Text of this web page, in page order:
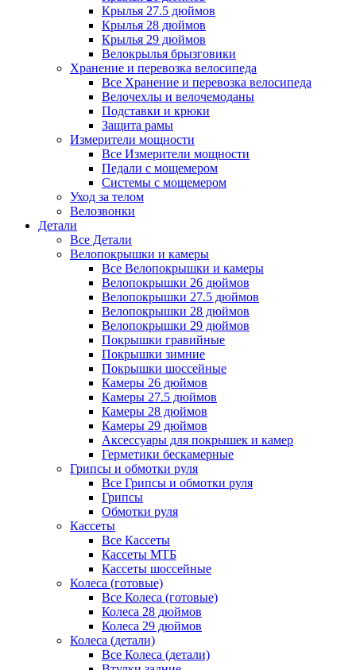
Крылья 27.5 дюймов
Крылья 28 дюймов
Крылья 29 дюймов
Велокрылья брызговики
Хранение и перевозка велосипеда
Все Хранение и перевозка велосипеда
Велочехлы и велочемоданы
Подставки и крюки
Защита рамы
Измерители мощности
Все Измерители мощности
Педали с мощемером
Системы с мощемером
Уход за телом
Велозвонки
Детали
Все Детали
Велопокрышки и камеры
Все Велопокрышки и камеры
Велопокрышки 26 дюймов
Велопокрышки 27.5 дюймов
Велопокрышки 28 дюймов
Велопокрышки 29 дюймов
Покрышки гравийные
Покрышки зимние
Покрышки шоссейные
Камеры 26 дюймов
Камеры 27.5 дюймов
Камеры 28 дюймов
Камеры 29 дюймов
Аксессуары для покрышек и камер
Герметики бескамерные
Грипсы и обмотки руля
Все Грипсы и обмотки руля
Грипсы
Обмотки руля
Кассеты
Все Кассеты
Кассеты МТБ
Кассеты шоссейные
Колеса (готовые)
Все Колеса (готовые)
Колеса 28 дюймов
Колеса 29 дюймов
Колеса (детали)
Все Колеса (детали)